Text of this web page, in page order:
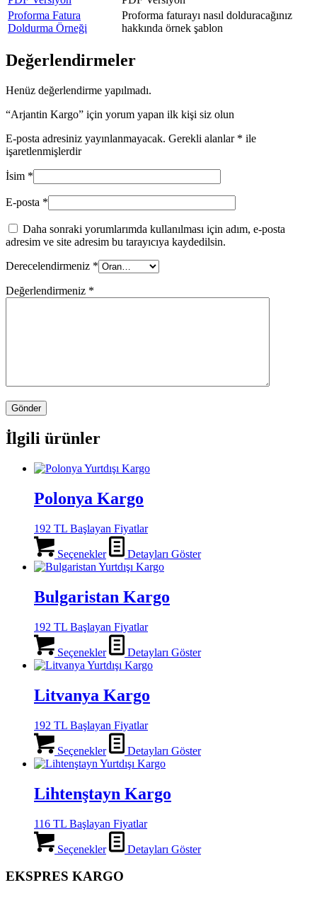
Proforma Fatura
Doldurma Örneği
Proforma faturayı nasıl dolduracağınız
hakkında örnek şablon
Değerlendirmeler
Henüz değerlendirme yapılmadı.
“Arjantin Kargo” için yorum yapan ilk kişi siz olun
E-posta adresiniz yayınlanmayacak. Gerekli alanlar * ile
işaretlenmişlerdir
İsim *
E-posta *
Daha sonraki yorumlarımda kullanılması için adım, e-posta
adresim ve site adresim bu tarayıcıya kaydedilsin.
Derecelendirmeniz *
Değerlendirmeniz *
İlgili ürünler
Polonya Kargo
192 TL Başlayan Fiyatlar
Seçenekler Detayları Göster
Bulgaristan Kargo
192 TL Başlayan Fiyatlar
Seçenekler Detayları Göster
Litvanya Kargo
192 TL Başlayan Fiyatlar
Seçenekler Detayları Göster
Lihtenştayn Kargo
116 TL Başlayan Fiyatlar
Seçenekler Detayları Göster
EKSPRES KARGO